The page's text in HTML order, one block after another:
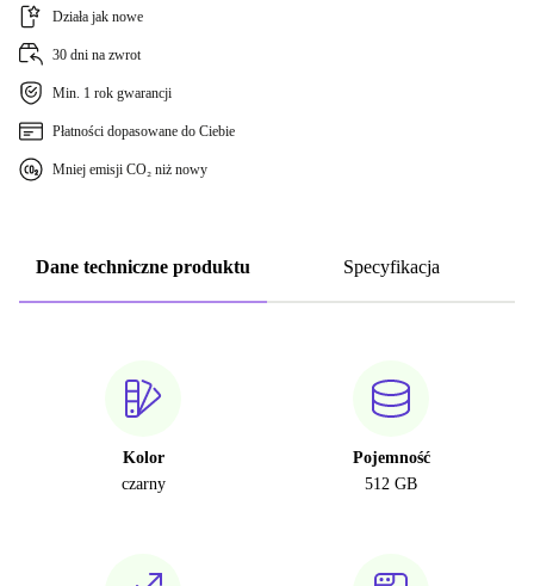
Działa jak nowe
30 dni na zwrot
Min. 1 rok gwarancji
Płatności dopasowane do Ciebie
Mniej emisji CO₂ niż nowy
Dane techniczne produktu Specyfikacja
Kolor
czarny
Pojemność
512 GB